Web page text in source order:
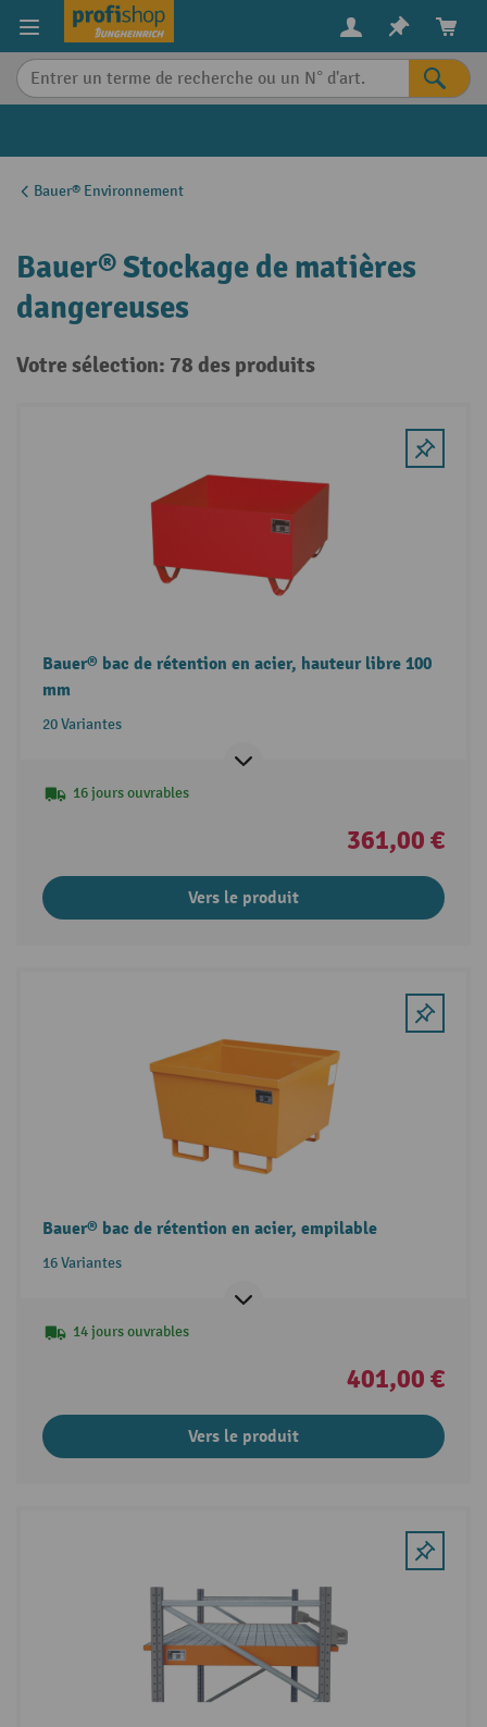
content
Bauer® Environnement
Bauer® Stockage de matières
dangereuses
Votre sélection: 78 des produits
Bauer® bac de rétention en acier, hauteur libre 100
mm
20 Variantes
16 jours ouvrables
361,00 €
Vers le produit
Bauer® bac de rétention en acier, empilable
16 Variantes
14 jours ouvrables
401,00 €
Vers le produit